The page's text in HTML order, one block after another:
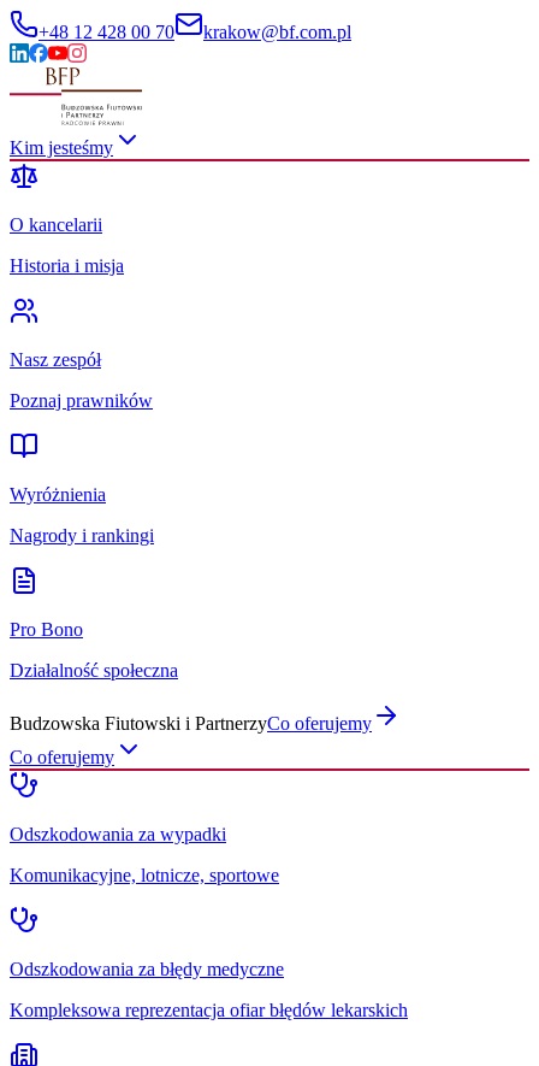
+48 12 428 00 70 krakow@bf.com.pl
Kim jesteśmy
O kancelarii
Historia i misja
Nasz zespół
Poznaj prawników
Wyróżnienia
Nagrody i rankingi
Pro Bono
Działalność społeczna
Budzowska Fiutowski i PartnerzyCo oferujemy
Co oferujemy
Odszkodowania za wypadki
Komunikacyjne, lotnicze, sportowe
Odszkodowania za błędy medyczne
Kompleksowa reprezentacja ofiar błędów lekarskich